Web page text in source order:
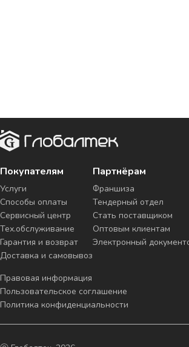
Покупателям
Услуги
Способы оплаты
Сервисный центр
Тех.обслуживание
Гарантия и возврат
Доставка и самовывоз
Партнёрам
Франшиза
Тендерный отдел
Стать поставщиком
Оптовым клиентам
Электронный
Правовая информация
Пользовательское соглашение
Политика конфиденциальности